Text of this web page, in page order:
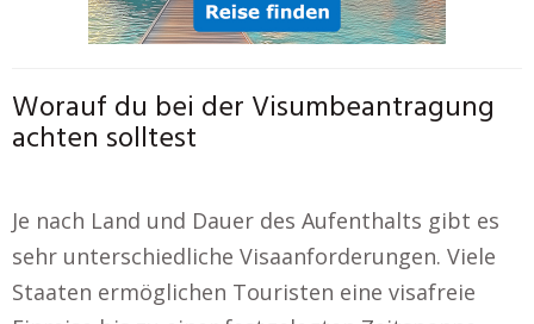
Worauf du bei der Visumbeantragung
achten solltest
Je nach Land und Dauer des Aufenthalts gibt es
sehr unterschiedliche Visaanforderungen. Viele
Staaten ermöglichen Touristen eine visafreie